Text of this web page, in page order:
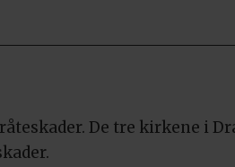
De tre kirkene i